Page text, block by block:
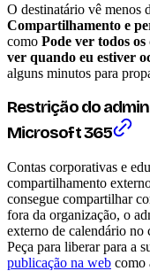
O destinatário vê menos
Compartilhamento e
como Pode ver todos os
ver quando eu estiver
alguns minutos para
Restrição do
Microsoft 365
Contas corporativas e
compartilhamento
consegue compartilhar
fora da organização, o
externo de calendário no
Peça para liberar para a
publicação na web como